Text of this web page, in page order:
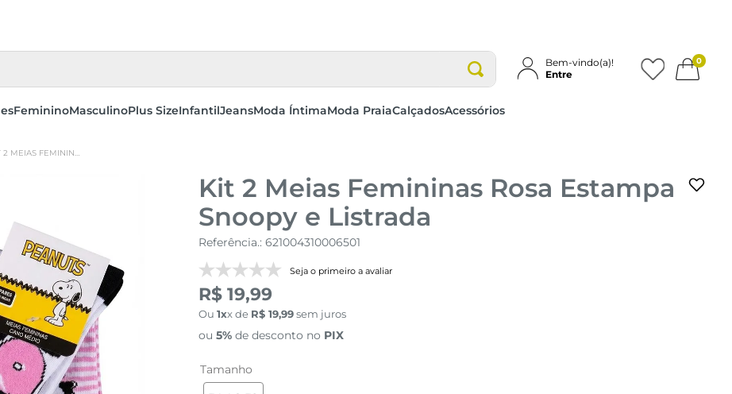
Bem-vindo(a)!
Entre
0
FemininoMasculinoPlus SizeInfantilJeansModa ÍntimaModa PraiaCalçadosAcessórios
KIT 2 MEIAS FEMININAS ROSA ESTAMPA SNOOPY E LISTRADA
Kit 2 Meias Femininas Rosa Estampa
Snoopy e Listrada
Referência.: 621004310006501
Seja o primeiro a avaliar
R$ 19,99
Ou 1 x de R$ 19,99sem juros
ou 5% de desconto no PIX
Tamanho